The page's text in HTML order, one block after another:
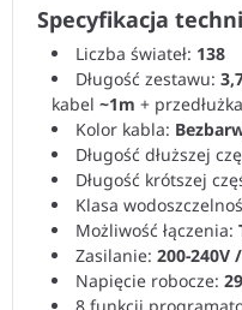
Specyfikacja
Liczba świateł: 138
Długość zestawu:
kabel ~1m + przedłużka
Kolor kabla:
Długość dłuższej
Długość krótszej
Klasa
Możliwość łączenia:
Zasilanie: 200-240V
Napięcie robocze: